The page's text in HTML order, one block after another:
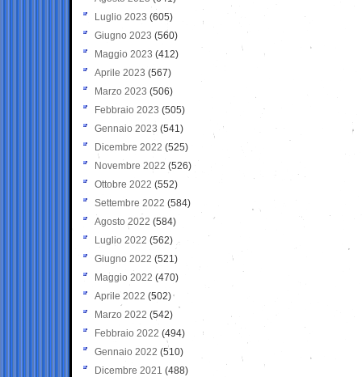
Luglio 2023 (605)
Giugno 2023 (560)
Maggio 2023 (412)
Aprile 2023 (567)
Marzo 2023 (506)
Febbraio 2023 (505)
Gennaio 2023 (541)
Dicembre 2022 (525)
Novembre 2022 (526)
Ottobre 2022 (552)
Settembre 2022 (584)
Agosto 2022 (584)
Luglio 2022 (562)
Giugno 2022 (521)
Maggio 2022 (470)
Aprile 2022 (502)
Marzo 2022 (542)
Febbraio 2022 (494)
Gennaio 2022 (510)
Dicembre 2021 (488)